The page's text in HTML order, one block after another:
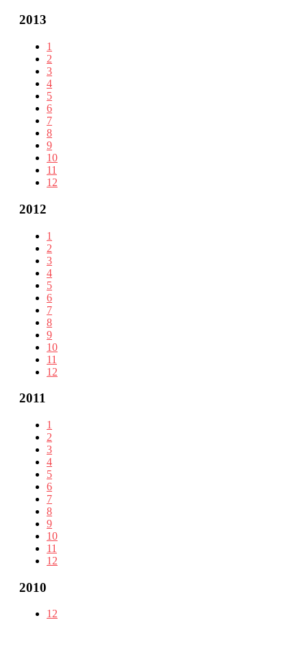
2013
1
2
3
4
5
6
7
8
9
10
11
12
2012
1
2
3
4
5
6
7
8
9
10
11
12
2011
1
2
3
4
5
6
7
8
9
10
11
12
2010
12